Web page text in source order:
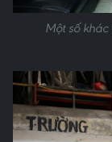
Một số